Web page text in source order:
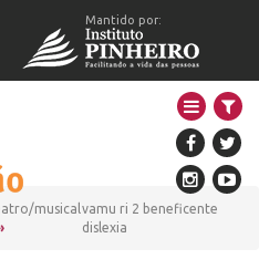
Mantido por:
musical vamu ri 2 beneficente
dislexia